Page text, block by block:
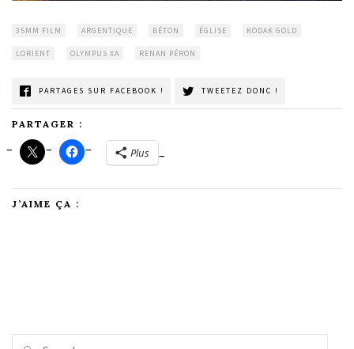
35MM FILM ARGENTIQUE BÉTON ÉGLISE KODAK GOLD
LORIENT OLYMPUS XA RENAN PÉRON
PARTAGES SUR FACEBOOK ! TWEETEZ DONC !
PARTAGER :
Plus
J’AIME ÇA :